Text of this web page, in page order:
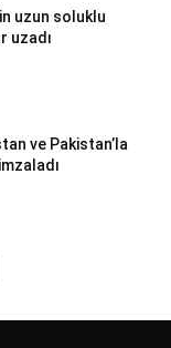
uzun soluklu
uzadı
ve Pakistan’la